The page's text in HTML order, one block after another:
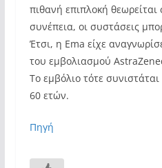
πιθανή επιπλοκή
συνέπεια, οι συστάσεις
Έτσι, η Ema είχε
του εμβολιασμού
Το εμβόλιο τότε
60 ετών.
Πηγή